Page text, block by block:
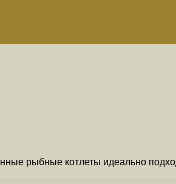
рыбные котлеты идеально